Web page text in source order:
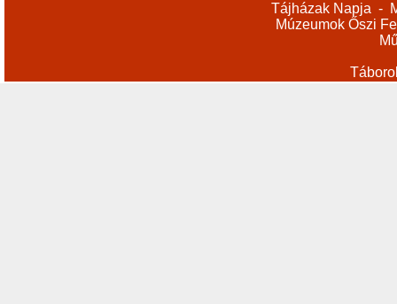
Tájházak Napja -
Múzeumok Őszi